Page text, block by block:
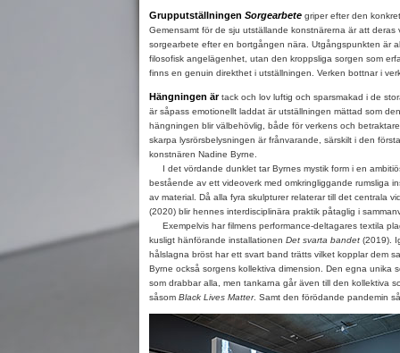
Grupputställningen Sorgearbetegriper efter den
Gemensamt för de sju utställande konstnärerna är att deras
sorgearbete efter en bortgången nära. Utgångspunkten är
filosofisk angelägenhet, utan den kroppsliga sorgen som
finns en genuin direkthet i utställningen. Verken bottnar i
Hängningen ärtack och lov luftig och sparsmakad i de
är såpass emotionellt laddat är utställningen mättad som
hängningen blir välbehövlig, både för verkens och
skarpa lysrörsbelysningen är frånvarande, särskilt i den
konstnären Nadine Byrne.
I det vördande dunklet tar Byrnes mystik form i en
bestående av ett videoverk med omkringliggande rumsliga
av material. Då alla fyra skulpturer relaterar till det centrala
(2020) blir hennes interdisciplinära praktik påtaglig i
Exempelvis har filmens performance-deltagares textila
kusligt hänförande installationen Det svarta bandet(2019).
hålslagna bröst har ett svart band trätts vilket kopplar dem
Byrne också sorgens kollektiva dimension. Den egna unika
som drabbar alla, men tankarna går även till den kollektiva
såsom Black Lives Matter. Samt den förödande pandemin